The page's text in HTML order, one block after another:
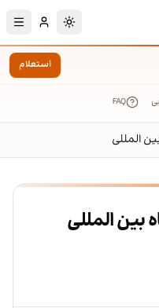
تغییر به حالت
استعلام
FAQ
المللی
بین المللی